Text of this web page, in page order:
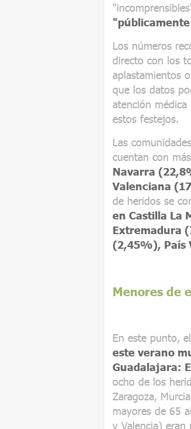
Los números
directo con los
aplastamientos
que los datos
atención
estos festejos.
Las
cuentan con
Navarra
Valenciana
de heridos se
en Castilla La
Extremadura
(2,45%), País
Menores de
En este punto,
este verano
Guadalajara:
ocho de los
Zaragoza,
mayores de 65
y Valencia)